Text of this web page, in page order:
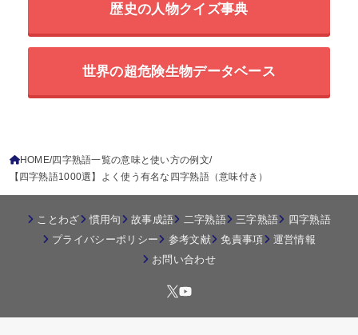
歴史の人物クイズ事典
世界の超危険生物データベース
HOME 四字熟語一覧の意味と使い方の例文
【四字熟語1000選】よく使う有名な四字熟語（意味付き）
ことわざ 慣用句 故事成語 二字熟語 三字熟語
四字熟語
プライバシーポリシー
参考文献 免責事項
運営情報
お問い合わせ